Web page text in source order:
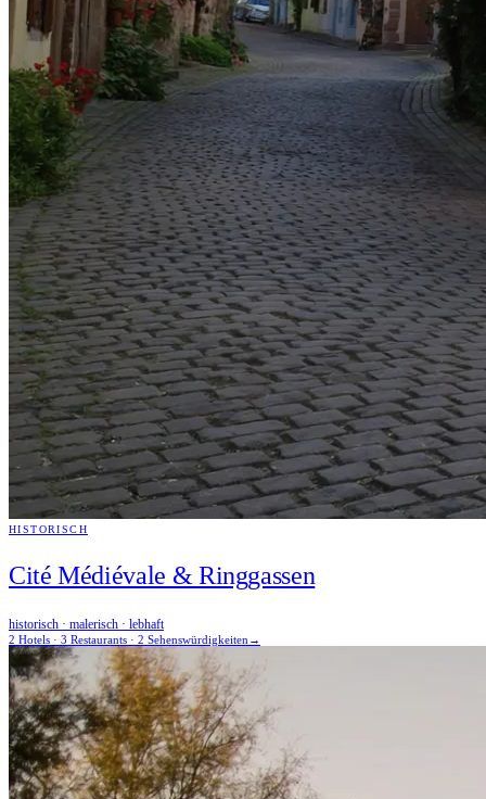
HISTORISCH
Cité Médiévale & Ringgassen
historisch · malerisch · lebhaft
2 Hotels · 3 Restaurants · 2 Sehenswürdigkeiten →